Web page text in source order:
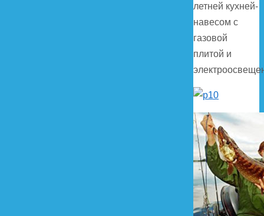
летней кухней-
навесом с
газовой
плитой и